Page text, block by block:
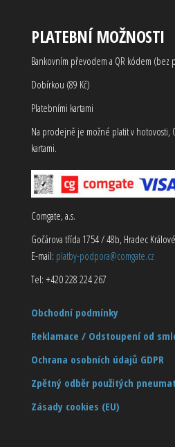
PLATEBNÍ MOŽNOSTI
Bankovním převodem a QR kódem (bez
Dobírkou (89 Kč)
Platebními kartami
Na prodejně je možné platit v
kartami.
Comgate, a.s.
Gočárova třída 1754 / 48b, Hradec Králové
E-mail: platby-podpora@comgate.cz
Tel: +420 228 224 267
Obchodní podmínky
Reklamace / Odstoupení od
Ochrana osobních údajů GDPR
Zpětný odběr použitých
Zásady cookies (EU)